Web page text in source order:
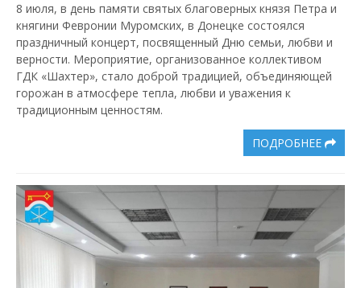
8 июля, в день памяти святых благоверных князя Петра и
княгини Февронии Муромских, в Донецке состоялся
праздничный концерт, посвященный Дню семьи, любви и
верности. Мероприятие, организованное коллективом
ГДК «Шахтер», стало доброй традицией, объединяющей
горожан в атмосфере тепла, любви и уважения к
традиционным ценностям.
ПОДРОБНЕЕ